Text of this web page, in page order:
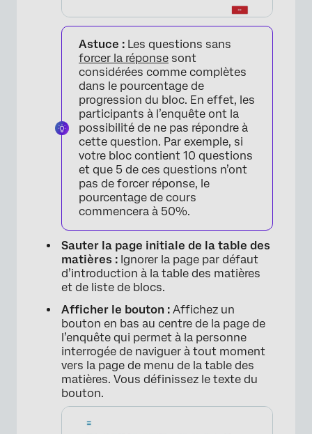
×
Astuce : Les questions sans
forcer la réponse sont
considérées comme complètes
dans le pourcentage de
progression du bloc. En effet, les
participants à l’enquête ont la
possibilité de ne pas répondre à
cette question. Par exemple, si
votre bloc contient 10 questions
et que 5 de ces questions n’ont
pas de forcer réponse, le
pourcentage de cours
commencera à 50%.
Sauter la page initiale de la table des
matières : Ignorer la page par défaut
d’introduction à la table des matières
et de liste de blocs.
Afficher le bouton : Affichez un
bouton en bas au centre de la page de
l’enquête qui permet à la personne
interrogée de naviguer à tout moment
vers la page de menu de la table des
matières. Vous définissez le texte du
bouton.